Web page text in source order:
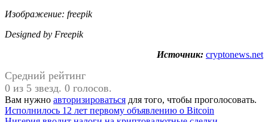
Изображение: freepik
Designed by Freepik
Источник: cryptonews.net
Средний рейтинг
0 из 5 звезд. 0 голосов.
Вам нужно авторизироваться для того, чтобы проголосовать.
Навигация
Предыдущая
Исполнилось 12 лет первому объявлению о Bitcoin